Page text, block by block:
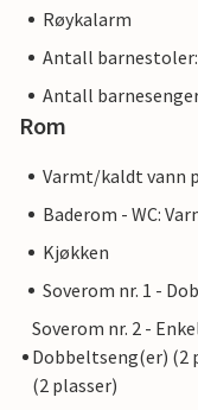
Røykalarm
Antall
Antall
Rom
Varmt/kaldt vann
Baderom - WC:
Kjøkken
Soverom nr. 1 -
Soverom nr. 2 -
Dobbeltseng(er) (2
(2 plasser)